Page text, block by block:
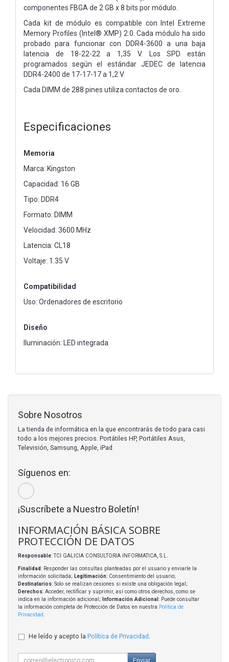
componentes FBGA de 2 GB x 8 bits por módulo.
Cada kit de módulo es compatible con Intel Extreme
Memory Profiles (Intel® XMP) 2.0. Cada módulo ha sido
probado para funcionar con DDR4-3600 a una baja
latencia de 18-22-22 a 1,35 V. Los SPD están
programados según el estándar JEDEC de latencia
DDR4-2400 de 17-17-17 a 1,2 V.
Cada DIMM de 288 pines utiliza contactos de oro.
Especificaciones
Memoria
Marca: Kingston
Capacidad: 16 GB
Tipo: DDR4
Formato: DIMM
Velocidad: 3600 MHz
Latencia: CL18
Voltaje: 1.35 V
Compatibilidad
Uso: Ordenadores de escritorio
Diseño
Iluminación: LED integrada
Sobre Nosotros
La tienda de informática en la que encontrarás de todo para casi
todo a los mejores precios. Portátiles HP, Portátiles Asus,
Televisión, Samsung, Apple, iPad
Síguenos en:
¡Suscríbete a Nuestro Boletín!
INFORMACIÓN BÁSICA SOBRE
PROTECCIÓN DE DATOS
Responsable: TCI GALICIA CONSULTORIA INFORMATICA, S.L.
Finalidad: Responder las consultas planteadas por el usuario y enviarle la
información solicitada; Legitimación: Consentimiento del usuario;
Destinatarios: Solo se realizan cesiones si existe una obligación legal;
Derechos: Acceder, rectificar y suprimir, así como otros derechos, como se
indica en la información adicional;
Información Adicional : Puede consultar
la información completa de Protección de Datos en nuestra Política de
Privacidad
He leído y acepto la Política de Privacidad
Enviar